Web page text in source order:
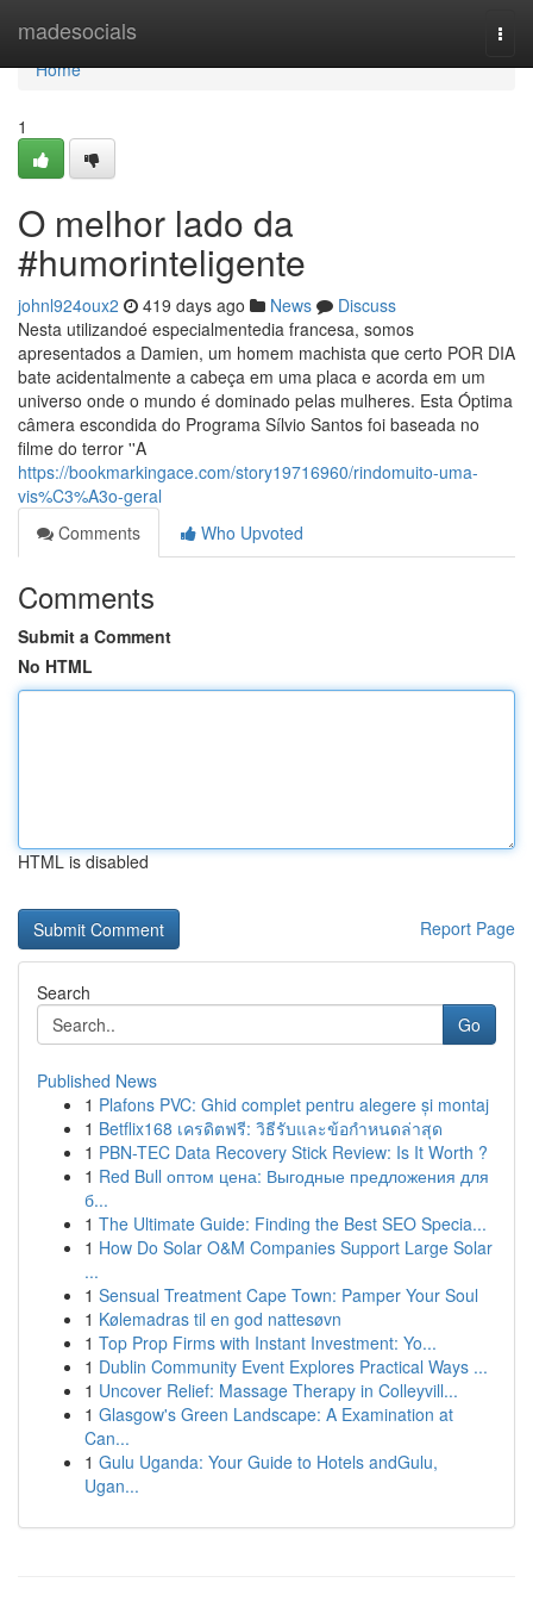
madesocials
Home
Home
1
O melhor lado da
#humorinteligente
johnl924oux2 419 days ago News
Discuss
Nesta utilizandoé especialmentedia francesa, somos
apresentados a Damien, um homem machista que certo POR DIA
bate acidentalmente a cabeça em uma placa e acorda em um
universo onde o mundo é dominado pelas mulheres. Esta Óptima
câmera escondida do Programa Sílvio Santos foi baseada no
filme do terror ''A
https://bookmarkingace.com/story19716960/rindomuito-uma-
vis%C3%A3o-geral
Comments
Who Upvoted
Comments
Submit a Comment
No HTML
HTML is disabled
Report Page
Search
Go
Published News
1 Plafons PVC: Ghid complet pentru alegere și montaj
1 Betflix168 เครดิตฟรี: วิธีรับและข้อกำหนดล่าสุด
1 PBN-TEC Data Recovery Stick Review: Is It Worth ?
1 Red Bull оптом цена: Выгодные предложения для
б...
1 The Ultimate Guide: Finding the Best SEO Specia...
1 How Do Solar O&M Companies Support Large Solar
...
1 Sensual Treatment Cape Town: Pamper Your Soul
1 Kølemadras til en god nattesøvn
1 Top Prop Firms with Instant Investment: Yo...
1 Dublin Community Event Explores Practical Ways ...
1 Uncover Relief: Massage Therapy in Colleyvill...
1 Glasgow's Green Landscape: A Examination at
Can...
1 Gulu Uganda: Your Guide to Hotels andGulu,
Ugan...